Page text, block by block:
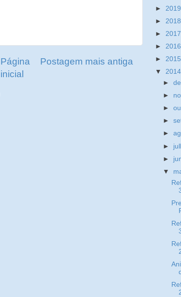
Postagem mais antiga
Página
inicial
► 2019
► 2018
► 2017
► 2016
► 2015
▼ 2014
►
►
►
►
►
►
►
▼